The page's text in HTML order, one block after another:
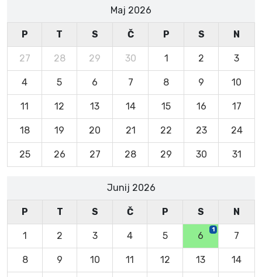
Maj 2026
P T S Č P S N
27 28 29 30 1 2 3
4 5 6 7 8 9 10
11 12 13 14 15 16 17
18 19 20 21 22 23 24
25 26 27 28 29 30 31
Junij 2026
P T S Č P S N
1 2 3 4 5 6
1
7
8 9 10 11 12 13 14